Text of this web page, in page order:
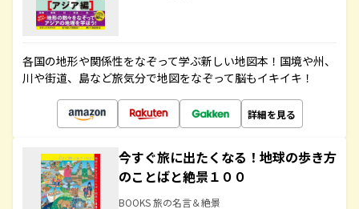
各国の地形や関係性をなぞって学ぶ新しい地図本！国境や州、
川や街道、島など旅気分で地図をなぞって脳もイキイキ！
詳細を見る
今すぐ旅に出たくなる！地球の歩き方
のことばと絶景１００
BOOKS 旅の名言＆絶景